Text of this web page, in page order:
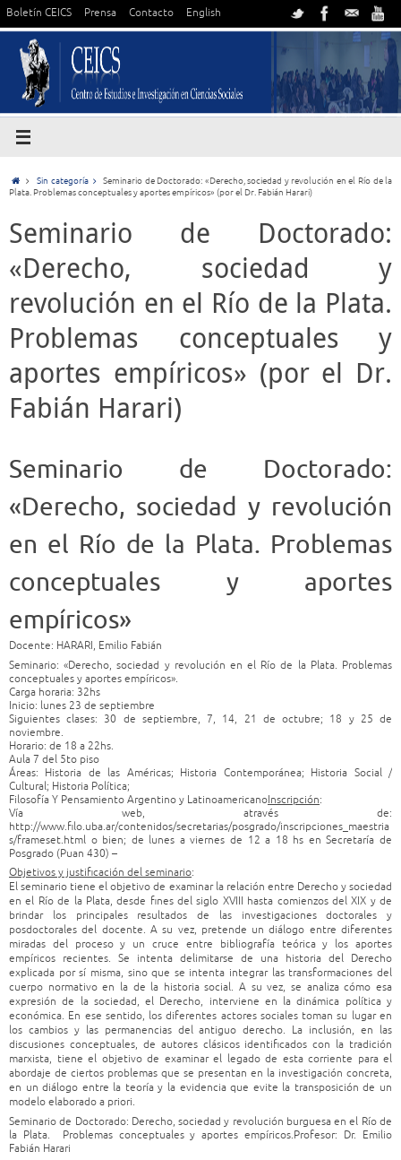
Boletín CEICS Prensa Contacto English
Sin categoría
Seminario de Doctorado: «Derecho, sociedad y revolución en el Río de la
Plata. Problemas conceptuales y aportes empíricos» (por el Dr. Fabián Harari)
Seminario de Doctorado:
«Derecho, sociedad y
revolución en el Río de la Plata.
Problemas conceptuales y
aportes empíricos» (por el Dr.
Fabián Harari)
Seminario de Doctorado:
«Derecho, sociedad y revolución
en el Río de la Plata. Problemas
conceptuales y aportes
empíricos»
Docente: HARARI, Emilio Fabián
Seminario: «Derecho, sociedad y revolución en el Río de la Plata. Problemas
conceptuales y aportes empíricos».
Carga horaria: 32hs
Inicio: lunes 23 de septiembre
Siguientes clases: 30 de septiembre, 7, 14, 21 de octubre; 18 y 25 de
noviembre.
Horario: de 18 a 22hs.
Aula 7 del 5to piso
Áreas: Historia de las Américas; Historia Contemporánea; Historia Social /
Cultural; Historia Política;
Filosofía Y Pensamiento Argentino y LatinoamericanoInscripción:
Vía web, através de:
http://www.filo.uba.ar/contenidos/secretarias/posgrado/inscripciones_maestria
s/frameset.html o bien; de lunes a viernes de 12 a 18 hs en Secretaría de
Posgrado (Puan 430) –
Objetivos y justificación del seminario:
El seminario tiene el objetivo de examinar la relación entre Derecho y sociedad
en el Río de la Plata, desde fines del siglo XVIII hasta comienzos del XIX y de
brindar los principales resultados de las investigaciones doctorales y
posdoctorales del docente. A su vez, pretende un diálogo entre diferentes
miradas del proceso y un cruce entre bibliografía teórica y los aportes
empíricos recientes. Se intenta delimitarse de una historia del Derecho
explicada por sí misma, sino que se intenta integrar las transformaciones del
cuerpo normativo en la de la historia social. A su vez, se analiza cómo esa
expresión de la sociedad, el Derecho, interviene en la dinámica política y
económica. En ese sentido, los diferentes actores sociales toman su lugar en
los cambios y las permanencias del antiguo derecho. La inclusión, en las
discusiones conceptuales, de autores clásicos identificados con la tradición
marxista, tiene el objetivo de examinar el legado de esta corriente para el
abordaje de ciertos problemas que se presentan en la investigación concreta,
en un diálogo entre la teoría y la evidencia que evite la transposición de un
modelo elaborado a priori.
Seminario de Doctorado: Derecho, sociedad y revolución burguesa en el Río de
la Plata. Problemas conceptuales y aportes empíricos.Profesor: Dr. Emilio
Fabián Harari